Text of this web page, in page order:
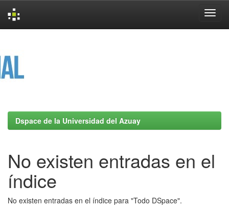
Dspace de la Universidad del Azuay
No existen entradas en el
índice
No existen entradas en el índice para "Todo DSpace".